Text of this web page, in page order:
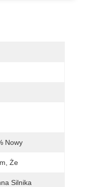
Nowy
Że
Silnika